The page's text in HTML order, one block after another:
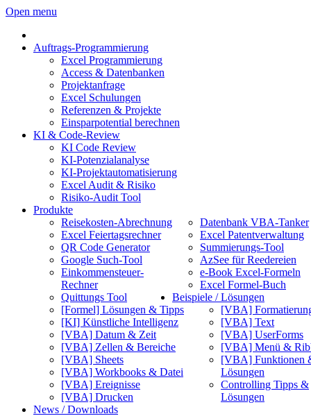
Open menu
Auftrags-Programmierung
Excel Programmierung
Access & Datenbanken
Projektanfrage
Excel Schulungen
Referenzen & Projekte
Einsparpotential berechnen
KI & Code-Review
KI Code Review
KI-Potenzialanalyse
KI-Projektautomatisierung
Excel Audit & Risiko
Risiko-Audit Tool
Produkte
Reisekosten-Abrechnung
Excel Feiertagsrechner
QR Code Generator
Google Such-Tool
Einkommensteuer-
Rechner
Quittungs Tool
Datenbank VBA-Tanker
Excel Patentverwaltung
Summierungs-Tool
AzSee für Reedereien
e-Book Excel-Formeln
Excel Formel-Buch
Beispiele / Lösungen
[Formel] Lösungen & Tipps
[KI] Künstliche Intelligenz
[VBA] Datum & Zeit
[VBA] Zellen & Bereiche
[VBA] Sheets
[VBA] Workbooks & Datei
[VBA] Ereignisse
[VBA] Drucken
[VBA]
[VBA] Text
[VBA] UserForms
[VBA] Menü &
[VBA] Funktionen
Lösungen
Controlling Tipps &
Lösungen
News / Downloads